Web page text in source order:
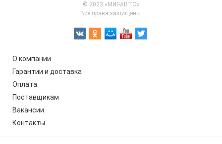
© 2023 «МИГ-АВТО»
Все права защищены.
О компании
Гарантии и доставка
Оплата
Поставщикам
Вакансии
Контакты